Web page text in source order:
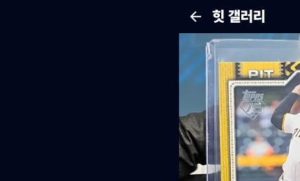
힛 갤러리